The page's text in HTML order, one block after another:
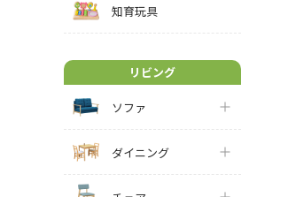
知育玩具
リビング
ソファ
ダイニング